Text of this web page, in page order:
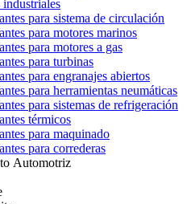
industriales
para sistema de circulación
para motores marinos
para motores a gas
para turbinas
para engranajes abiertos
para herramientas neumáticas
para sistemas de refrigeración
térmicos
para maquinado
para correderas
Automotriz